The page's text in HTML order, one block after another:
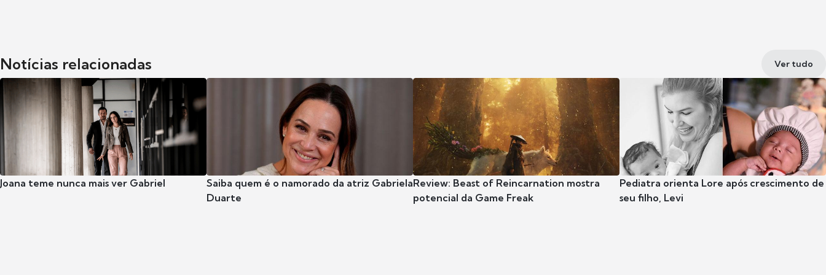
Notícias relacionadas Ver tudo
Joana teme nunca mais ver Gabriel
Saiba quem é o namorado da atriz Gabriela
Duarte
Review: Beast of Reincarnation mostra
potencial da Game Freak
Pediatra orienta Lore após crescimento de
seu filho, Levi